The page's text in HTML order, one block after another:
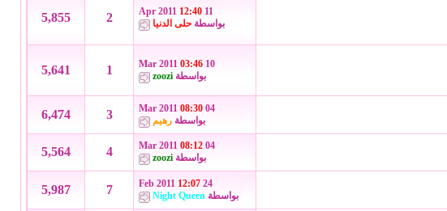
11 Apr 2011
12:40
بواسطة حلى الدنيا 2
5,855
10 Mar 2011
03:46
بواسطة zoozi
1
5,641
04 Mar 2011
08:30
بواسطة رهيم 3
6,474
04 Mar 2011
08:12
بواسطة zoozi
4
5,564
24 Feb 2011
12:07
بواسطة Night Queen
7
5,987